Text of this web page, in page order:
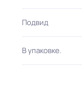
Подвид
В упаковке.